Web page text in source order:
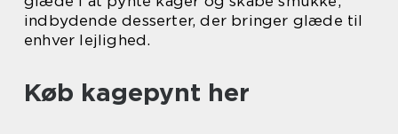
indbydende desserter, der bringer glæde til
enhver lejlighed.
Køb kagepynt her